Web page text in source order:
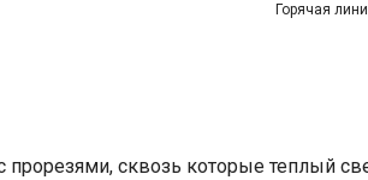
Горячая
сквозь которые теплый